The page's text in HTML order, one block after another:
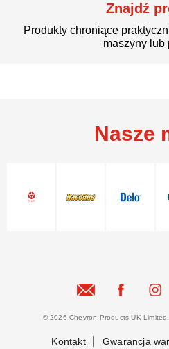
Znajdź
Produkty chroniące
maszyny lub
Nasze
© 2026 Chevron Products UK
Kontakt Gwarancja